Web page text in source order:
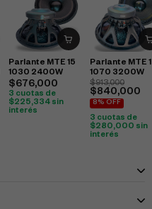
Parlante MTE 15
1030 2400W
$676,000
3 cuotas de
$225,334 sin
interés
Parlante MTE
1070 3200W
$913,000
$840,000
8% OFF
3 cuotas de
$280,000 sin
interés